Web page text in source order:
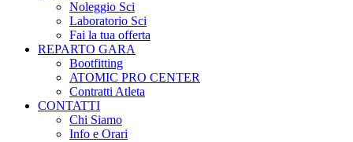
Noleggio Sci
Laboratorio Sci
Fai la tua offerta
REPARTO GARA
Bootfitting
ATOMIC PRO CENTER
Contratti Atleta
CONTATTI
Chi Siamo
Info e Orari